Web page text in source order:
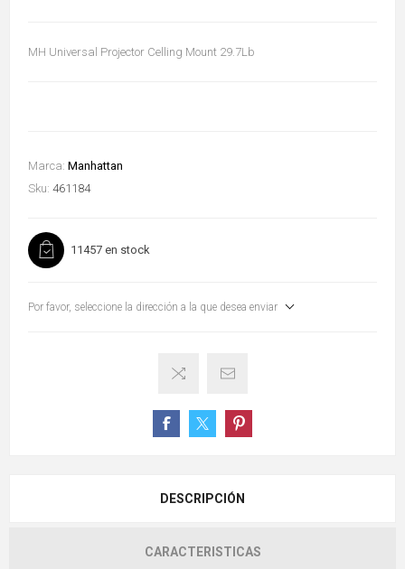
MH Universal Projector Celling Mount 29.7Lb
Marca: Manhattan
Sku: 461184
11457 en stock
Por favor, seleccione la dirección a la que desea enviar
DESCRIPCIÓN
CARACTERISTICAS